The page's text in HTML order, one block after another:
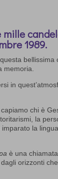
1989.
bellissima
memoria.
in
chi è
la
imparato la
è una
orizzonti che